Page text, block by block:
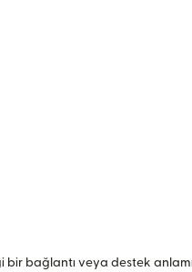
bağlantı veya destek anlamı